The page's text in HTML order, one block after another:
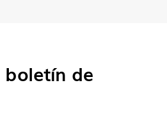
boletín de